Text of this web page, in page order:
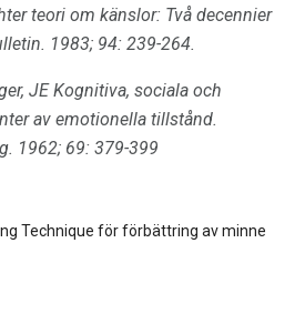
teori om känslor: Två decennier
1983; 94: 239-264.
JE Kognitiva, sociala och
av emotionella tillstånd.
1962; 69: 379-399
Technique för förbättring av minne